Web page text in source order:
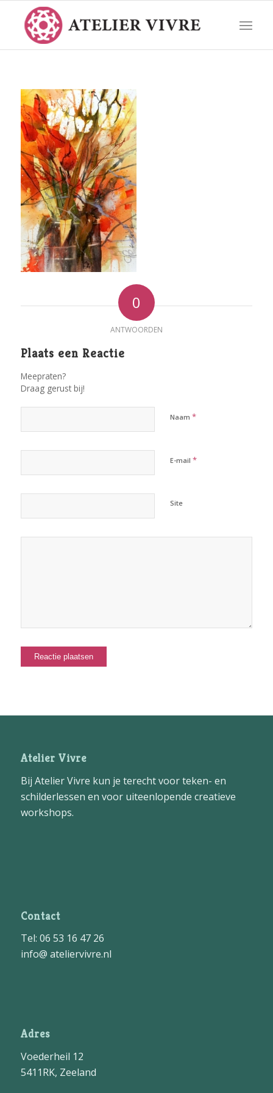
0
ANTWOORDEN
Plaats een Reactie
Meepraten?
Draag gerust bij!
Naam *
E-mail *
Site
Atelier Vivre
Bij Atelier Vivre kun je terecht voor teken- en
schilderlessen en voor uiteenlopende creatieve
workshops.
Contact
Tel: 06 53 16 47 26
info@ ateliervivre.nl
Adres
Voederheil 12
5411RK, Zeeland